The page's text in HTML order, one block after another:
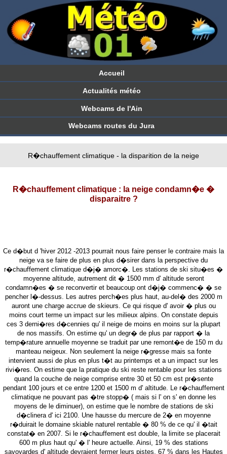
Accueil
Actualités météo
Webcams de l'Ain
Webcams routes du Jura
R�chauffement climatique - la disparition de la neige
R�chauffement climatique : la neige condamn�e �
disparaitre ?
Ce d�but d 'hiver 2012 -2013 pourrait nous faire penser le contraire mais la
neige va se faire de plus en plus d�sirer dans la perspective du
r�chauffement climatique d�j� amorc�. Les stations de ski situ�es �
moyenne altitude, autrement dit � 1500 mm d' altitude seront
condamn�es � se reconvertir et beaucoup ont d�j� commenc� � se
pencher l�-dessus. Les autres perch�es plus haut, au-del� des 2000 m
auront une charge accrue de skieurs. Ce qui risque d' avoir � plus ou
moins court terme un impact sur les milieux alpins. On constate depuis
ces 3 derni�res d�cennies qu' il neige de moins en moins sur la plupart
de nos massifs. On estime qu' un degr� de plus par rapport � la
temp�rature annuelle moyenne se traduit par une remont�e de 150 m du
manteau neigeux. Non seulement la neige r�gresse mais sa fonte
intervient aussi de plus en plus t�t au printemps et a un impact sur les
rivi�res. On estime que la pratique du ski reste rentable pour les stations
quand la couche de neige comprise entre 30 et 50 cm est pr�sente
pendant 100 jours et ce entre 1200 et 1500 m d' altitude. Le r�chauffement
climatique ne pouvant pas �tre stopp� ( mais si l' on s' en donne les
moyens de le diminuer), on estime que le nombre de stations de ski
d�clinera d' ici 2100. Une hausse du mercure de 2� en moyenne
r�duirait le domaine skiable naturel rentable � 80 % de ce qu' il �tait
constat� en 2007. Si le r�chauffement est double, la limite se placerait
600 m plus haut qu' � l' heure actuelle. Ainsi, 19 % des stations
savoyardes d' altitude devraient fermer leurs pistes, 67 % dans les Hautes